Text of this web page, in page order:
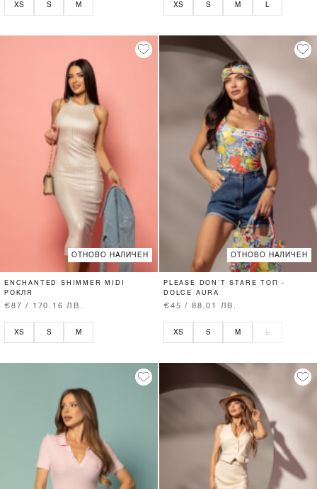
XS S M XS S M
ОТНОВО НАЛИЧЕН
ENCHANTED SHIMMER MIDI
РОКЛЯ
€87 / 170.16 ЛВ.
XS S M
ОТНОВО НАЛИЧЕН
PLEASE DON’T STARE ТОП -
DOLCE AURA
€45 / 88.01 ЛВ.
XS S M L